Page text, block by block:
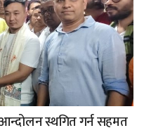
स्थगित गर्न सहमत